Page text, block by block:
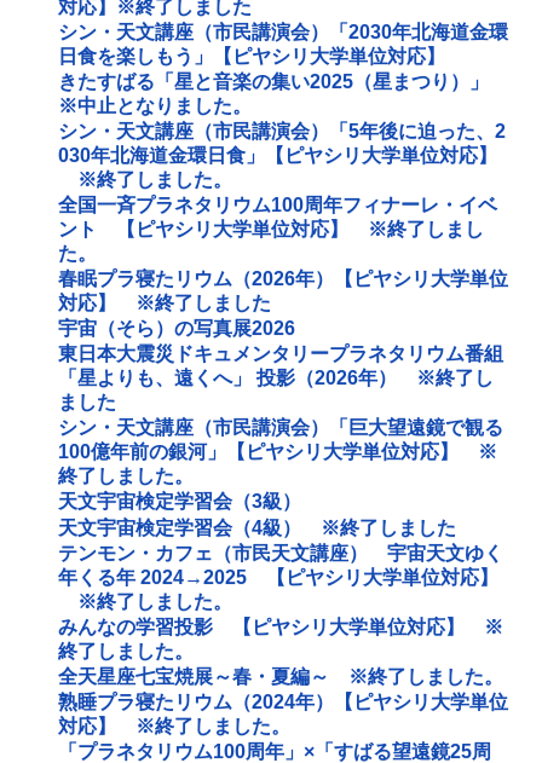
対応】※終了しました
シン・天文講座（市民講演会）「2030年北海道金環
日食を楽しもう」【ピヤシリ大学単位対応】
きたすばる「星と音楽の集い2025（星まつり）」
※中止となりました。
シン・天文講座（市民講演会）「5年後に迫った、2
030年北海道金環日食」【ピヤシリ大学単位対応】
※終了しました。
全国一斉プラネタリウム100周年フィナーレ・イベ
ント 【ピヤシリ大学単位対応】 ※終了しまし
た。
春眠プラ寝たリウム（2026年）【ピヤシリ大学単位
対応】 ※終了しました
宇宙（そら）の写真展2026
東日本大震災ドキュメンタリープラネタリウム番組
「星よりも、遠くへ」 投影（2026年） ※終了し
ました
シン・天文講座（市民講演会）「巨大望遠鏡で観る
100億年前の銀河」【ピヤシリ大学単位対応】 ※
終了しました。
天文宇宙検定学習会（3級）
天文宇宙検定学習会（4級） ※終了しました
テンモン・カフェ（市民天文講座） 宇宙天文ゆく
年くる年 2024→2025 【ピヤシリ大学単位対応】
※終了しました。
みんなの学習投影 【ピヤシリ大学単位対応】 ※
終了しました。
全天星座七宝焼展～春・夏編～ ※終了しました。
熟睡プラ寝たリウム（2024年）【ピヤシリ大学単位
対応】 ※終了しました。
「プラネタリウム100周年」×「すばる望遠鏡25周